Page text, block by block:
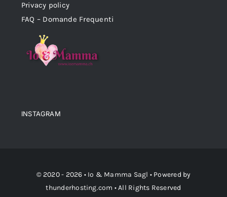
Privacy policy
FAQ – Domande Frequenti
INSTAGRAM
© 2020 - 2026 • Io & Mamma Sagl • Powered by
thunderhosting.com • All Rights Reserved